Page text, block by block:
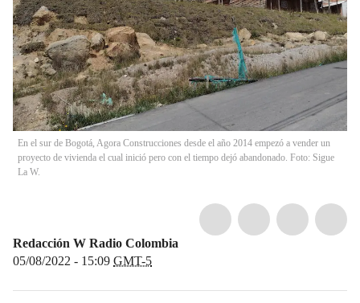
En el sur de Bogotá, Agora Construcciones desde el año 2014 empezó a vender un
proyecto de vivienda el cual inició pero con el tiempo dejó abandonado. Foto: Sigue
La W.
Redacción W Radio Colombia
05/08/2022 - 15:09 GMT-5